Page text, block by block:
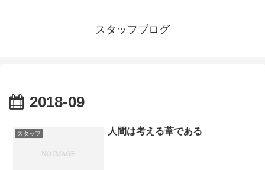
スタッフブログ
2018-09
スタッフ 人間は考える葦である